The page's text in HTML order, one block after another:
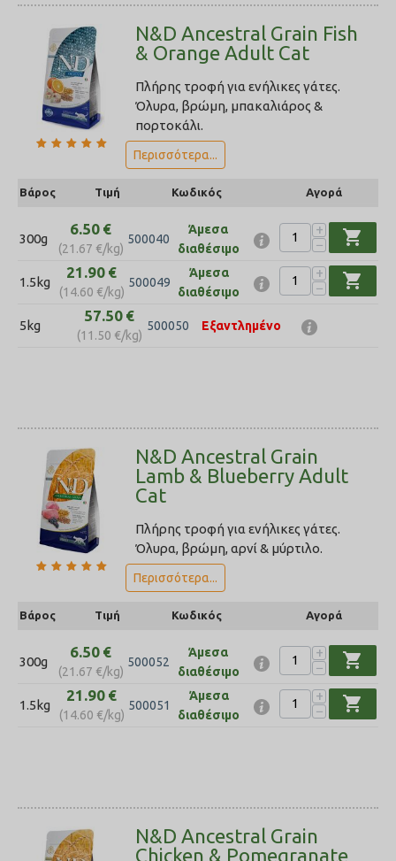
N&D Ancestral Grain Fish
& Orange Adult Cat
Πλήρης τροφή για ενήλικες γάτες.
Όλυρα, βρώμη, μπακαλιάρος &
πορτοκάλι.
Περισσότερα...
Βάρος Τιμή Κωδικός Αγορά
300g
6.50 €
(21.67 €/kg)
500040
Άμεσα
διαθέσιμο
+
−
shopping_cart
1.5kg
21.90 €
(14.60 €/kg)
500049
Άμεσα
διαθέσιμο
+
−
shopping_cart
5kg
57.50 €
(11.50 €/kg)
500050 Εξαντλημένο
N&D Ancestral Grain
Lamb & Blueberry Adult
Cat
Πλήρης τροφή για ενήλικες γάτες.
Όλυρα, βρώμη, αρνί & μύρτιλο.
Περισσότερα...
Βάρος Τιμή Κωδικός Αγορά
300g
6.50 €
(21.67 €/kg)
500052
Άμεσα
διαθέσιμο
+
−
shopping_cart
1.5kg
21.90 €
(14.60 €/kg)
500051
Άμεσα
διαθέσιμο
+
−
shopping_cart
N&D Ancestral Grain
Chicken & Pomegranate